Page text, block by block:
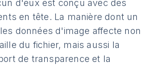
d'eux est conçu avec des
en tête. La manière dont un
données d'image affecte non
du fichier, mais aussi la
de transparence et la